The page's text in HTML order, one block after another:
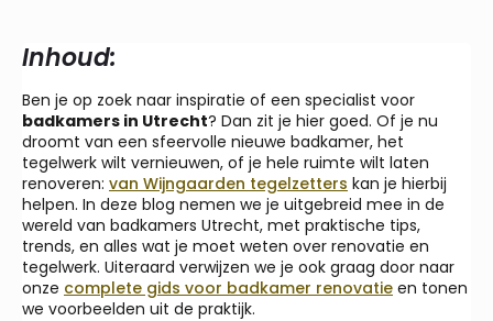
Inhoud:
Ben je op zoek naar inspiratie of een specialist voor
badkamers in Utrecht? Dan zit je hier goed. Of je nu
droomt van een sfeervolle nieuwe badkamer, het
tegelwerk wilt vernieuwen, of je hele ruimte wilt laten
renoveren: van Wijngaarden tegelzetters kan je hierbij
helpen. In deze blog nemen we je uitgebreid mee in de
wereld van badkamers Utrecht, met praktische tips,
trends, en alles wat je moet weten over renovatie en
tegelwerk. Uiteraard verwijzen we je ook graag door naar
onze complete gids voor badkamer renovatie en tonen
we voorbeelden uit de praktijk.